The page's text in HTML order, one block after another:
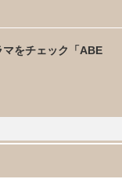
をチェック「ABE